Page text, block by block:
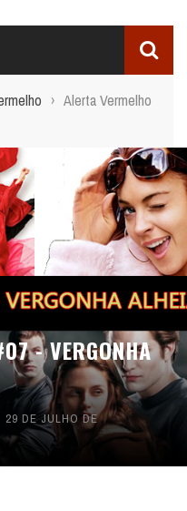
› Alerta Vermelho
- VERGONHA
29 DE JULHO DE